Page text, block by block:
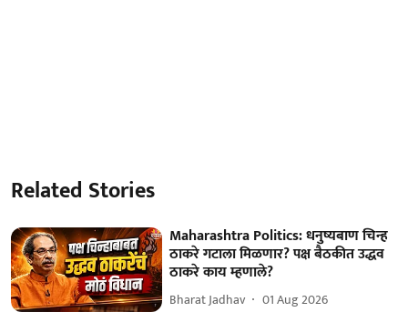
Related Stories
Maharashtra Politics: धनुष्यबाण चिन्ह
ठाकरे गटाला मिळणार? पक्ष बैठकीत उद्धव
ठाकरे काय म्हणाले?
Bharat Jadhav 01 Aug 2026